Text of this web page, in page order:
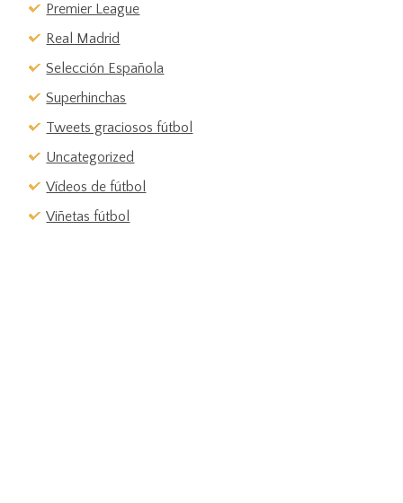
Premier League
Real Madrid
Selección Española
Superhinchas
Tweets graciosos fútbol
Uncategorized
Vídeos de fútbol
Viñetas fútbol